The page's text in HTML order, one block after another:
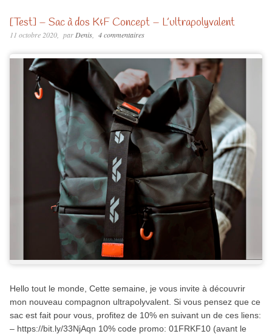
[Test] – Sac à dos K&F Concept – L’ultrapolyvalent
11 octobre 2020 par Denis 4 commentaires
Hello tout le monde, Cette semaine, je vous invite à découvrir
mon nouveau compagnon ultrapolyvalent. Si vous pensez que ce
sac est fait pour vous, profitez de 10% en suivant un de ces liens:
– https://bit.ly/33NjAqn 10% code promo: 01FRKF10 (avant le